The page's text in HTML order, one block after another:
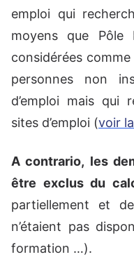
emploi qui
moyens que Pôle
considérées
personnes non
d’emploi mais qui
sites d’emploi (voir
A contrario, les
être exclus du
partiellement et
n’étaient pas
formation …).